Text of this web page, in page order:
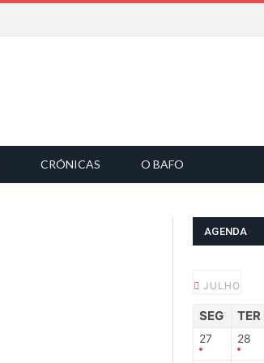
CRÓNICAS O BAFO
AGENDA
JULHO
SEG TER
27 28